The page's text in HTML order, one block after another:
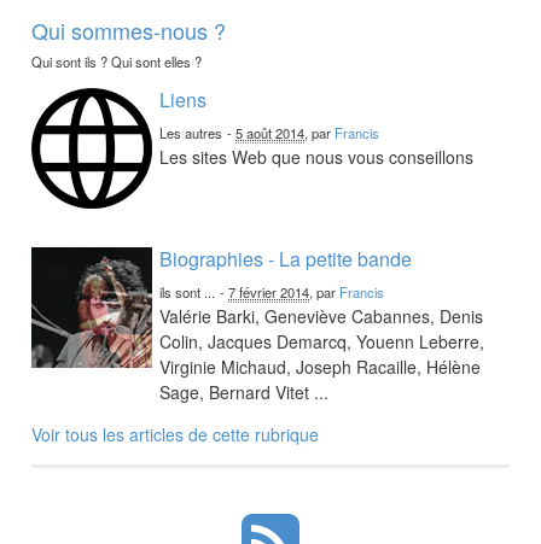
Qui sommes-nous ?
Qui sont ils ? Qui sont elles ?
Liens
Les autres -5 août 2014, par Francis
Les sites Web que nous vous conseillons
Biographies - La petite bande
ils sont ... -7 février 2014, par Francis
Valérie Barki, Geneviève Cabannes, Denis
Colin, Jacques Demarcq, Youenn Leberre,
Virginie Michaud, Joseph Racaille, Hélène
Sage, Bernard Vitet ...
Voir tous les articles de cette rubrique